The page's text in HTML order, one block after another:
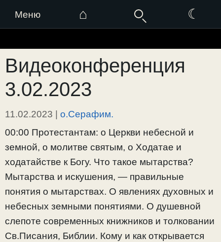
Меню ⌂ ☾
к
содержимому
Видеоконференция
3.02.2023
11.02.2023 | о.Серафим.
00:00 Протестантам: о Церкви небесной и
земной, о молитве святым, о Ходатае и
ходатайстве к Богу. Что такое мытарства?
Мытарства и искушения, — правильные
понятия о мытарствах. О явлениях духовных и
небесных земными понятиями. О душевной
слепоте современных книжников и толковании
Св.Писания, Библии. Кому и как открывается